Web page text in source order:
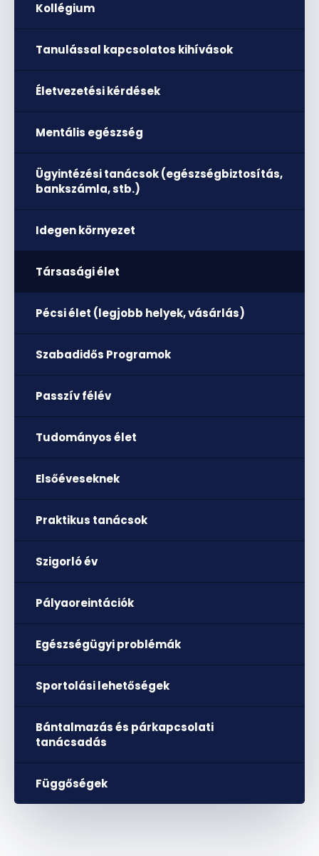
Kollégium
Tanulással kapcsolatos kihívások
Életvezetési kérdések
Mentális egészség
Ügyintézési tanácsok (egészségbiztosítás,
bankszámla, stb.)
Idegen környezet
Társasági élet
Pécsi élet (legjobb helyek, vásárlás)
Szabadidős Programok
Passzív félév
Tudományos élet
Elsőéveseknek
Praktikus tanácsok
Szigorló év
Pályaoreintációk
Egészségügyi problémák
Sportolási lehetőségek
Bántalmazás és párkapcsolati
tanácsadás
Függőségek